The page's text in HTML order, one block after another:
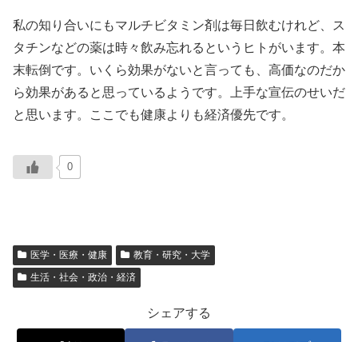
私の知り合いにもマルチビタミン剤は毎日飲むけれど、ス
タチンなどの薬は時々飲み忘れるというヒトがいます。本
末転倒です。いくら効果がないと言っても、高価なのだか
ら効果があると思っているようです。上手な宣伝のせいだ
と思います。ここでも健康よりも経済優先です。
0
医学・医療・健康
教育・研究・大学
生活・社会・政治・経済
シェアする